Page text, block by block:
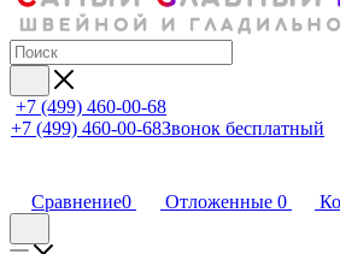
+7 (499) 460-00-68
+7 (499) 460-00-68Звонок бесплатный
Сравнение0 Отложенные 0